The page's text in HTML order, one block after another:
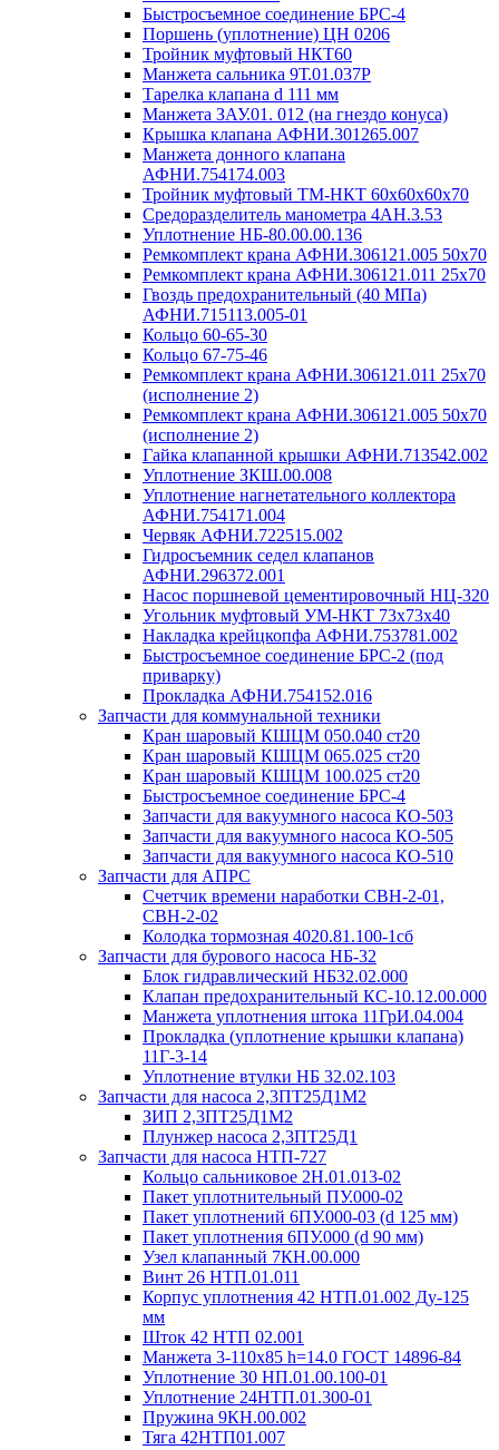
Быстросъемное соединение БРС-4
Поршень (уплотнение) ЦН 0206
Тройник муфтовый НКТ60
Манжета сальника 9Т.01.037Р
Тарелка клапана d 111 мм
Манжета ЗАУ.01. 012 (на гнездо конуса)
Крышка клапана АФНИ.301265.007
Манжета донного клапана
АФНИ.754174.003
Тройник муфтовый ТМ-НКТ 60х60х60х70
Средоразделитель манометра 4АН.3.53
Уплотнение НБ-80.00.00.136
Ремкомплект крана АФНИ.306121.005 50х70
Ремкомплект крана АФНИ.306121.011 25х70
Гвоздь предохранительный (40 МПа)
АФНИ.715113.005-01
Кольцо 60-65-30
Кольцо 67-75-46
Ремкомплект крана АФНИ.306121.011 25х70
(исполнение 2)
Ремкомплект крана АФНИ.306121.005 50х70
(исполнение 2)
Гайка клапанной крышки АФНИ.713542.002
Уплотнение ЗКШ.00.008
Уплотнение нагнетательного коллектора
АФНИ.754171.004
Червяк АФНИ.722515.002
Гидросъемник седел клапанов
АФНИ.296372.001
Насос поршневой цементировочный НЦ-320
Угольник муфтовый УМ-НКТ 73х73х40
Накладка крейцкопфа АФНИ.753781.002
Быстросъемное соединение БРС-2 (под
приварку)
Прокладка АФНИ.754152.016
Запчасти для коммунальной техники
Кран шаровый КШЦМ 050.040 ст20
Кран шаровый КШЦМ 065.025 ст20
Кран шаровый КШЦМ 100.025 ст20
Быстросъемное соединение БРС-4
Запчасти для вакуумного насоса КО-503
Запчасти для вакуумного насоса КО-505
Запчасти для вакуумного насоса КО-510
Запчасти для АПРС
Счетчик времени наработки СВН-2-01,
СВН-2-02
Колодка тормозная 4020.81.100-1сб
Запчасти для бурового насоса НБ-32
Блок гидравлический НБ32.02.000
Клапан предохранительный КС-10.12.00.000
Манжета уплотнения штока 11ГрИ.04.004
Прокладка (уплотнение крышки клапана)
11Г-3-14
Уплотнение втулки НБ 32.02.103
Запчасти для насоса 2,3ПТ25Д1М2
ЗИП 2,3ПТ25Д1М2
Плунжер насоса 2,3ПТ25Д1
Запчасти для насоса НТП-727
Кольцо сальниковое 2Н.01.013-02
Пакет уплотнительный ПУ.000-02
Пакет уплотнений 6ПУ.000-03 (d 125 мм)
Пакет уплотнения 6ПУ.000 (d 90 мм)
Узел клапанный 7КН.00.000
Винт 26 НТП.01.011
Корпус уплотнения 42 НТП.01.002 Ду-125
мм
Шток 42 НТП 02.001
Манжета 3-110х85 h=14.0 ГОСТ 14896-84
Уплотнение 30 НП.01.00.100-01
Уплотнение 24НТП.01.300-01
Пружина 9КН.00.002
Тяга 42НТП01.007